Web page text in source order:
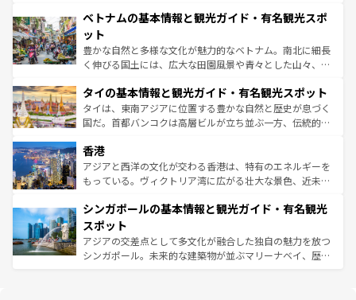
参照してほしい。
容にもいいと評判のスイーツなど、バラエティ豊かな料理
照してほしい。
き、地方に足を延ばせば四季折々の自然美を楽しむことが
できる。そして、キムチや焼肉、絶品のストリートフード
まで、さまざまな韓国料理が待っている。夜には、韓国な
らではのナイトライフも堪能できる。あたたかいホスピタ
わってみてほしい。 なお、新着の韓国情報はコンテンツ一
覧 を参照してほしい。
ベトナムの基本情報と観光ガイド・有名観光スポ
ット
豊かな自然と多様な文化が魅力的なベトナム。南北に細長
く伸びる国土には、広大な田園風景や青々とした山々、世
急速な発展と共に伝統が息づく。ハノイの古い町並みやホ
ーチミン市のフランス統治時代の建物も、独特の雰囲気を
醸し出している。また、バラエティの豊かさとおいしさで
とつ。フォーやバインミー、ベトナムコーヒーなどは、ぜ
ひ現地で味わいたい。どの地域を訪れてもあたたかい人々
が旅行者を迎えてくれるので、きっと忘れられない旅にな
参照してほしい。
タイの基本情報と観光ガイド・有名観光スポット
タイは、東南アジアに位置する豊かな自然と歴史が息づく
国だ。首都バンコクは高層ビルが立ち並ぶ一方、伝統的な
の活気が交差している。北部ではチェンマイなどの山岳地
帯で自然と触れ合い、南部ではプーケットやクラビの美し
いビーチでリゾート気分を楽しむことができる。タイ料理
激する。気候は一年中温暖で、どの季節にも異なる楽しみ
が待っている。親しみやすいタイの人々、仏教を中心とし
た文化、そして多様な観光資源が、訪れる旅人を魅了し続
ける。 なお、新着のタイ情報はコンテンツ一覧を参照して
香港
アジアと西洋の文化が交わる香港は、特有のエネルギーを
もっている。ヴィクトリア湾に広がる壮大な景色、近未来
み、どこを訪れても感動するはず。観光スポットが密集し
ており、効率よく見どころを回れるのも魅力。息をのむよ
うな絶景から文化的な体験まで、香港を存分に楽しみ尽く
そう。 なお、新着の香港情報はコンテンツ一覧を参照して
シンガポールの基本情報と観光ガイド・有名観光
スポット
アジアの交差点として多文化が融合した独自の魅力を放つ
シンガポール。未来的な建築物が並ぶマリーナベイ、歴史